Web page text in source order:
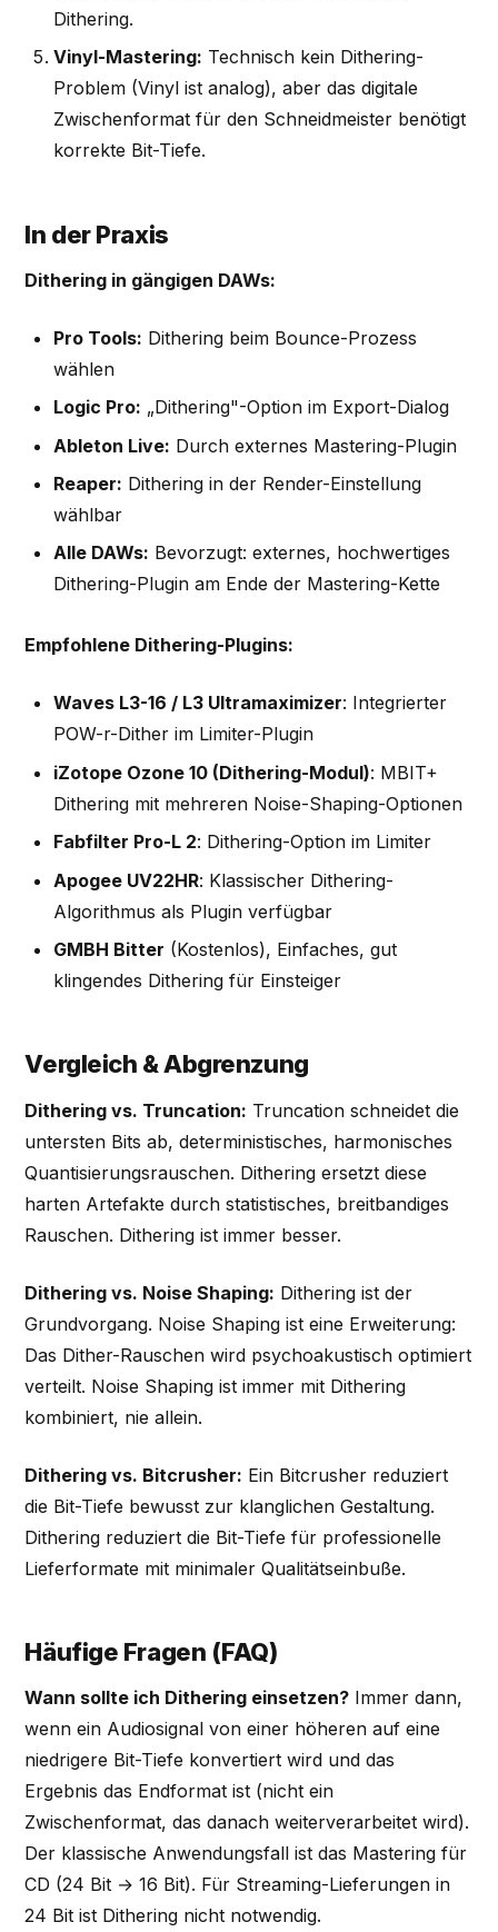
Dithering.
Vinyl-Mastering: Technisch kein Dithering-
Problem (Vinyl ist analog), aber das digitale
Zwischenformat für den Schneidmeister benötigt
korrekte Bit-Tiefe.
In der Praxis
Dithering in gängigen DAWs:
Pro Tools: Dithering beim Bounce-Prozess
wählen
Logic Pro: „Dithering"-Option im Export-Dialog
Ableton Live: Durch externes Mastering-Plugin
Reaper: Dithering in der Render-Einstellung
wählbar
Alle DAWs: Bevorzugt: externes, hochwertiges
Dithering-Plugin am Ende der Mastering-Kette
Empfohlene Dithering-Plugins:
Waves L3-16 / L3 Ultramaximizer: Integrierter
POW-r-Dither im Limiter-Plugin
iZotope Ozone 10 (Dithering-Modul): MBIT+
Dithering mit mehreren Noise-Shaping-Optionen
Fabfilter Pro-L 2: Dithering-Option im Limiter
Apogee UV22HR: Klassischer Dithering-
Algorithmus als Plugin verfügbar
GMBH Bitter (Kostenlos), Einfaches, gut
klingendes Dithering für Einsteiger
Vergleich & Abgrenzung
Dithering vs. Truncation: Truncation schneidet die
untersten Bits ab, deterministisches, harmonisches
Quantisierungsrauschen. Dithering ersetzt diese
harten Artefakte durch statistisches, breitbandiges
Rauschen. Dithering ist immer besser.
Dithering vs. Noise Shaping: Dithering ist der
Grundvorgang. Noise Shaping ist eine Erweiterung:
Das Dither-Rauschen wird psychoakustisch optimiert
verteilt. Noise Shaping ist immer mit Dithering
kombiniert, nie allein.
Dithering vs. Bitcrusher: Ein Bitcrusher reduziert
die Bit-Tiefe bewusst zur klanglichen Gestaltung.
Dithering reduziert die Bit-Tiefe für professionelle
Lieferformate mit minimaler Qualitätseinbuße.
Häufige Fragen (FAQ)
Wann sollte ich Dithering einsetzen? Immer dann,
wenn ein Audiosignal von einer höheren auf eine
niedrigere Bit-Tiefe konvertiert wird und das
Ergebnis das Endformat ist (nicht ein
Zwischenformat, das danach weiterverarbeitet wird).
Der klassische Anwendungsfall ist das Mastering für
CD (24 Bit → 16 Bit). Für Streaming-Lieferungen in
24 Bit ist Dithering nicht notwendig.